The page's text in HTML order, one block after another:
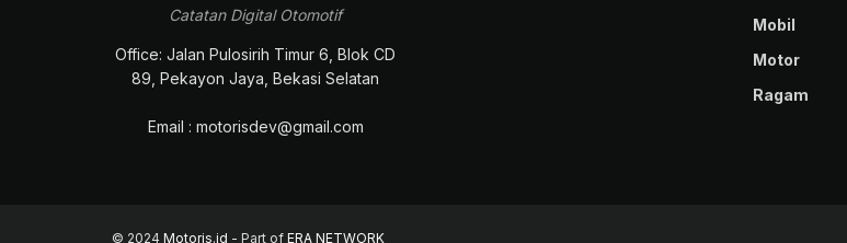
Catatan Digital Otomotif
Office: Jalan Pulosirih Timur 6, Blok CD
89, Pekayon Jaya, Bekasi Selatan
Email : motorisdev@gmail.com
Mobil
Motor
Ragam
© 2024 Motoris.id - Part of ERA NETWORK